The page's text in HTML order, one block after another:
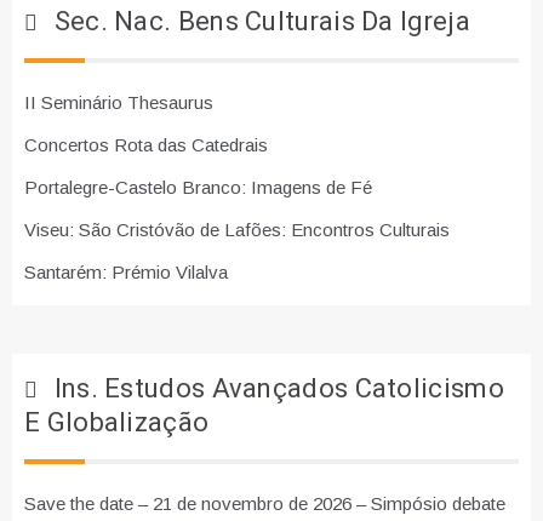
Sec. Nac. Bens Culturais Da Igreja
II Seminário Thesaurus
Concertos Rota das Catedrais
Portalegre-Castelo Branco: Imagens de Fé
Viseu: São Cristóvão de Lafões: Encontros Culturais
Santarém: Prémio Vilalva
Ins. Estudos Avançados Catolicismo
E Globalização
Save the date – 21 de novembro de 2026 – Simpósio debate